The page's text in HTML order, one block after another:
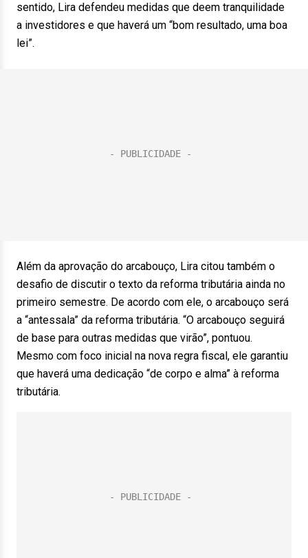
sentido, Lira defendeu medidas que deem tranquilidade
a investidores e que haverá um “bom resultado, uma boa
lei”.
Além da aprovação do arcabouço, Lira citou também o
desafio de discutir o texto da reforma tributária ainda no
primeiro semestre. De acordo com ele, o arcabouço será
a “antessala” da reforma tributária. “O arcabouço seguirá
de base para outras medidas que virão”, pontuou.
Mesmo com foco inicial na nova regra fiscal, ele garantiu
que haverá uma dedicação “de corpo e alma” à reforma
tributária.